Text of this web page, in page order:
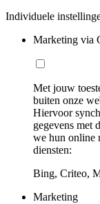
Individuele
Marketing via
Met jouw
buiten onze
Hiervoor
gegevens met
we hun online
diensten:
Bing, Criteo,
Marketing